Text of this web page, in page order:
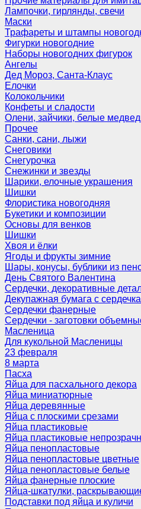
Лампочки, гирлянды, свечи
Маски
Трафареты и штампы
Фигурки новогодние
Наборы новогодних фигурок
Ангелы
Дед Мороз, Санта-Клаус
Елочки
Колокольчики
Конфеты и сладости
Олени, зайчики, белые
Прочее
Санки, сани, лыжи
Снеговики
Снегурочка
Снежинки и звезды
Шарики, елочные украшения
Шишки
Флористика новогодняя
Букетики и композиции
Основы для венков
Шишки
Хвоя и ёлки
Ягоды и фрукты зимние
Шары, конусы, бублики из
День Святого Валентина
Сердечки, декоративные
Декупажная бумага с
Сердечки фанерные
Сердечки - заготовки
Масленица
Для кукольной Масленицы
23 февраля
8 марта
Пасха
Яйца для пасхального декора
Яйца миниатюрные
Яйца деревянные
Яйца с плоскими срезами
Яйца пластиковые
Яйца пластиковые
Яйца пенопластовые
Яйца пенопластовые цветные
Яйца пенопластовые белые
Яйца фанерные плоские
Яйца-шкатулки,
Подставки под яйца и куличи